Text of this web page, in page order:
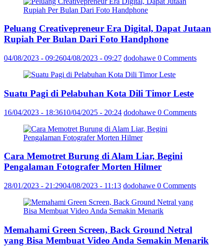
Peluang Creativepreneur Era Digital, Dapat Jutaan
Rupiah Per Bulan Dari Foto Handphone
04/08/2023 - 09:2604/08/2023 - 09:27 dodohawe 0 Comments
Suatu Pagi di Pelabuhan Kota Dili Timor Leste
16/04/2023 - 18:3610/04/2025 - 20:24 dodohawe 0 Comments
Cara Memotret Burung di Alam Liar, Begini
Pengalaman Fotografer Morten Hilmer
28/01/2023 - 21:2904/08/2023 - 11:13 dodohawe 0 Comments
Memahami Green Screen, Back Ground Netral
yang Bisa Membuat Video Anda Semakin Menarik